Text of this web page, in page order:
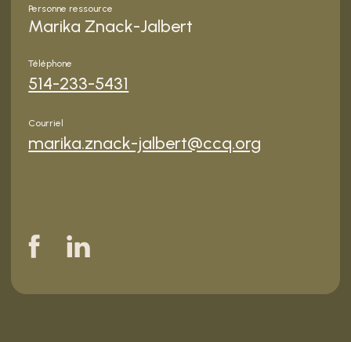
Personne ressource
Marika Znack-Jalbert
Téléphone
514-233-5431
Courriel
marika.znack-jalbert@ccq.org